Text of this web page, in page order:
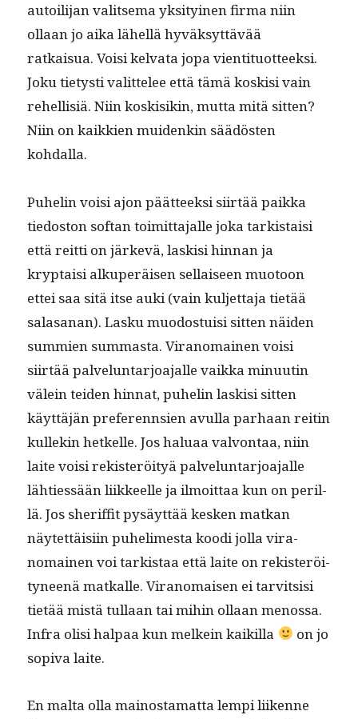
autoil­i­jan val­it­se­ma yksi­tyi­nen fir­ma niin
ollaan jo aika lähel­lä hyväksyt­tävää
ratkaisua. Voisi kel­va­ta jopa vien­ti­tuot­teek­si.
Joku tietysti valit­telee että tämä koskisi vain
rehellisiä. Niin koskisikin, mut­ta mitä sit­ten?
Niin on kaikkien muidenkin säädösten
kohdalla.
Puhe­lin voisi ajon päät­teek­si siirtää paik­ka
tiedos­ton sof­t­an toimit­ta­jalle joka tark­istaisi
että reit­ti on järkevä, lask­isi hin­nan ja
kryptaisi alku­peräisen sel­l­aiseen muo­toon
ettei saa sitä itse auki (vain kul­jet­ta­ja tietää
salasanan). Lasku muo­dos­tu­isi sit­ten näi­den
sum­mien sum­mas­ta. Vira­nomainen voisi
siirtää palvelun­tar­joa­jalle vaik­ka min­uutin
välein tei­den hin­nat, puhe­lin lask­isi sit­ten
käyt­täjän pref­erennsien avul­la parhaan reitin
kullekin het­kelle. Jos halu­aa valvon­taa, niin
laite voisi rek­isteröi­tyä palvelun­tar­joa­jalle
lähtiessään liik­keelle ja ilmoit­taa kun on per­il­
lä. Jos sher­if­fit pysäyt­tää kesken matkan
näytet­täisi­in puhe­limes­ta koo­di jol­la vira­
nomainen voi tark­istaa että laite on rek­isteröi­
tyneenä matkalle. Vira­nomaisen ei tarvit­sisi
tietää mis­tä tul­laan tai mihin ollaan menos­sa.
Infra olisi hal­paa kun melkein kaikil­la
on jo
sopi­va laite.
En mal­ta olla main­os­ta­mat­ta lem­pi liikenne